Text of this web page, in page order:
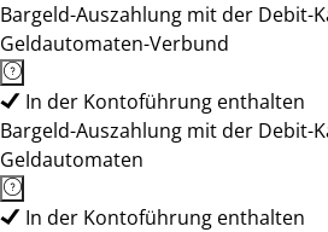
Bargeld-Auszahlung mit der Debit-
Geldautomaten-Verbund
In der Kontoführung enthalten
Bargeld-Auszahlung mit der Debit-
Geldautomaten
In der Kontoführung enthalten